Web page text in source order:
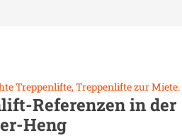
Treppenlifte, Treppenlifte zur Miete.
Referenzen in der
Heng